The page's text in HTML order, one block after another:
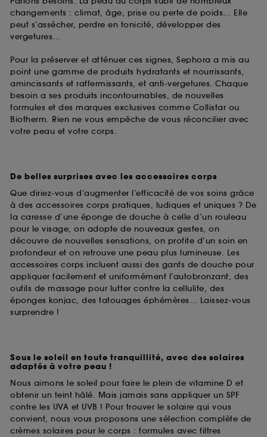
changements : climat, âge, prise ou perte de poids… Elle
peut s’assécher, perdre en tonicité, développer des
vergetures…
Pour la préserver et atténuer ces signes, Sephora a mis au
point une gamme de produits hydratants et nourrissants,
amincissants et raffermissants, et anti-vergetures. Chaque
besoin a ses produits incontournables, de nouvelles
formules et des marques exclusives comme Collistar ou
Biotherm. Rien ne vous empêche de vous réconcilier avec
votre peau et votre corps.
De belles surprises avec les accessoires corps
Que diriez-vous d’augmenter l’efficacité de vos soins grâce
à des accessoires corps pratiques, ludiques et uniques ? De
la caresse d’une éponge de douche à celle d’un rouleau
pour le visage, on adopte de nouveaux gestes, on
découvre de nouvelles sensations, on profite d’un soin en
profondeur et on retrouve une peau plus lumineuse. Les
accessoires corps incluent aussi des gants de douche pour
appliquer facilement et uniformément l’autobronzant, des
outils de massage pour lutter contre la cellulite, des
éponges konjac, des tatouages éphémères… Laissez-vous
surprendre !
Sous le soleil en toute tranquillité, avec des solaires
adaptés à votre peau !
Nous aimons le soleil pour faire le plein de vitamine D et
obtenir un teint hâlé. Mais jamais sans appliquer un SPF
contre les UVA et UVB ! Pour trouver le solaire qui vous
convient, nous vous proposons une sélection complète de
crèmes solaires pour le corps : formules avec filtres